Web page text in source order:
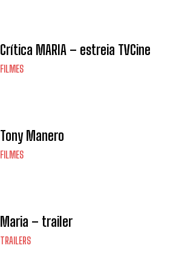
Crítica MARIA – estreia TVCine
FILMES
Tony Manero
FILMES
Maria – trailer
TRAILERS